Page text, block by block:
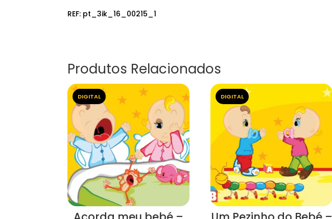
REF: pt_3ik_16_00215_1
Produtos Relacionados
DIGITAL DIGITAL